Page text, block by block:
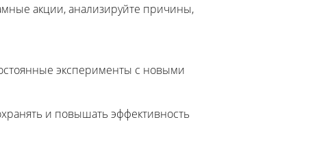
акции, анализируйте причины,
эксперименты с новыми
и повышать эффективность